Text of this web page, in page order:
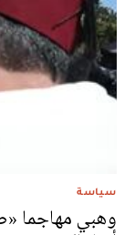
سياسة
وهبي مهاجما